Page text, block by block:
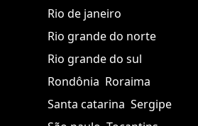
Rio de janeiro
Rio grande do norte
Rio grande do sul
Rondônia Roraima
Santa catarina Sergipe